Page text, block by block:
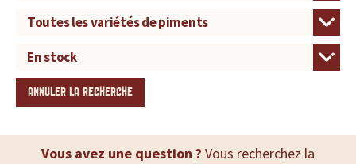
ANNULER LA RECHERCHE
Vous avez une question ? Vous recherchez la